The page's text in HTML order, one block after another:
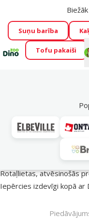
Visu mēnesi Dino Zoo
barībām! 🍖→
Fotokonkurss “GADA
būs 2027. gada
Suņu barība
Tofu pakaiši
Vasara
Rotaļlietas, atvēsinošās
Iepērcies izdevīgi kopā ar